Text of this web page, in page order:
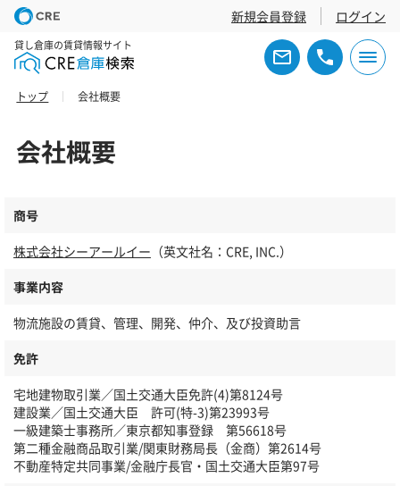
新規会員登録 ログイン
貸し倉庫の賃貸情報サイト
トップ 会社概要
会社概要
商号
株式会社シーアールイー （英文社名：CRE, INC.）
事業内容
物流施設の賃貸、管理、開発、仲介、及び投資助言
免許
宅地建物取引業／国土交通大臣免許(4)第8124号
建設業／国土交通大臣 許可(特-3)第23993号
一級建築士事務所／東京都知事登録 第56618号
第二種金融商品取引業/関東財務局長（金商）第2614号
不動産特定共同事業/金融庁長官・国土交通大臣第97号